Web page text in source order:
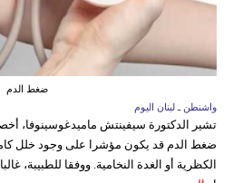
ضغط الدم
واشنطن ـ لبنان اليوم
تشير الدكتورة سيفينتش ماميدغوسينوفا،
ضغط الدم قد يكون مؤشرا على وجود خلل
الكظرية أو الغدة النخامية. ووفقا للطبيبة،